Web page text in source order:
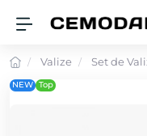
Valize Set de
NEW Top